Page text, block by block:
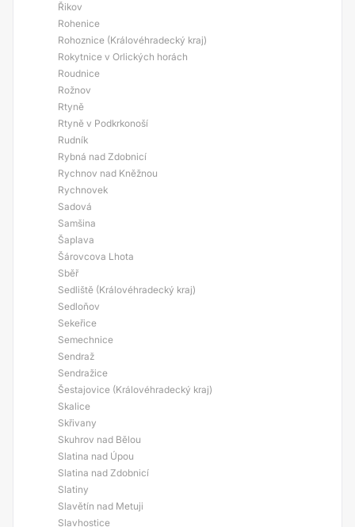
Řikov
Rohenice
Rohoznice (Královéhradecký kraj)
Rokytnice v Orlických horách
Roudnice
Rožnov
Rtyně
Rtyně v Podkrkonoší
Rudník
Rybná nad Zdobnicí
Rychnov nad Kněžnou
Rychnovek
Sadová
Samšina
Šaplava
Šárovcova Lhota
Sběř
Sedliště (Královéhradecký kraj)
Sedloňov
Sekeřice
Semechnice
Sendraž
Sendražice
Šestajovice (Královéhradecký kraj)
Skalice
Skřivany
Skuhrov nad Bělou
Slatina nad Úpou
Slatina nad Zdobnicí
Slatiny
Slavětín nad Metuji
Slavhostice